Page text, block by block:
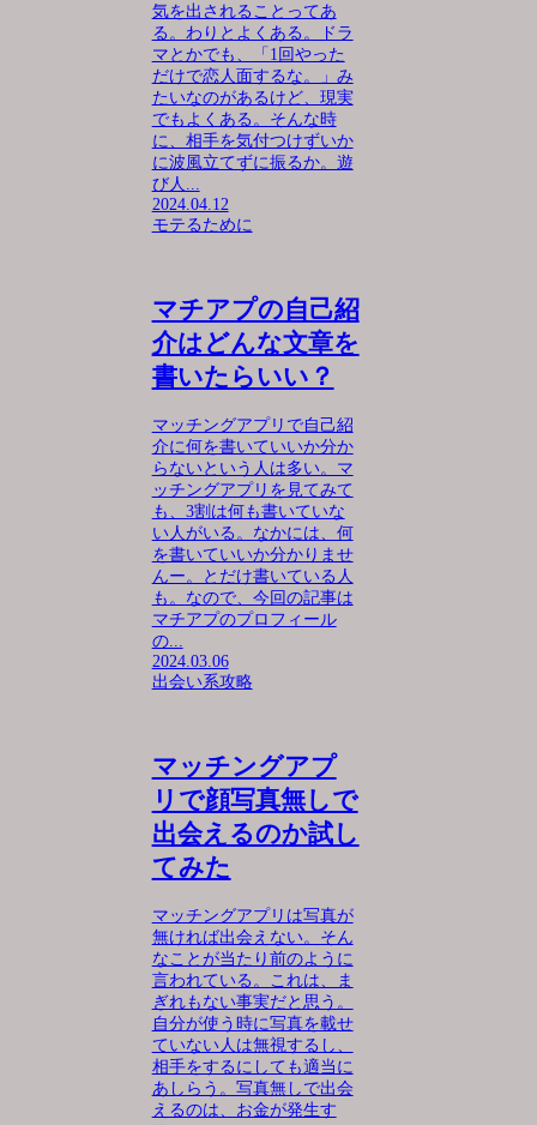
気を出されることってあ
る。わりとよくある。ドラ
マとかでも、「1回やった
だけで恋人面するな。」み
たいなのがあるけど、現実
でもよくある。そんな時
に、相手を気付つけずいか
に波風立てずに振るか。遊
び人...
2024.04.12
モテるために
マチアプの自己紹
介はどんな文章を
書いたらいい？
マッチングアプリで自己紹
介に何を書いていいか分か
らないという人は多い。マ
ッチングアプリを見てみて
も、3割は何も書いていな
い人がいる。なかには、何
を書いていいか分かりませ
んー。とだけ書いている人
も。なので、今回の記事は
マチアプのプロフィール
の...
2024.03.06
出会い系攻略
マッチングアプ
リで顔写真無しで
出会えるのか試し
てみた
マッチングアプリは写真が
無ければ出会えない。そん
なことが当たり前のように
言われている。これは、ま
ぎれもない事実だと思う。
自分が使う時に写真を載せ
ていない人は無視するし、
相手をするにしても適当に
あしらう。写真無しで出会
えるのは、お金が発生す